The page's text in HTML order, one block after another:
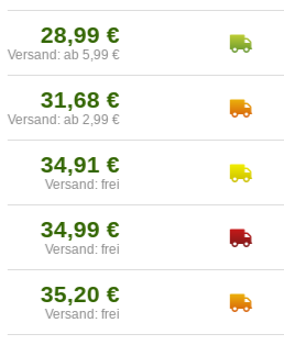
28,99 €
Versand: ab 5,99 €
31,68 €
Versand: ab 2,99 €
34,91 €
Versand: frei
34,99 €
Versand: frei
35,20 €
Versand: frei